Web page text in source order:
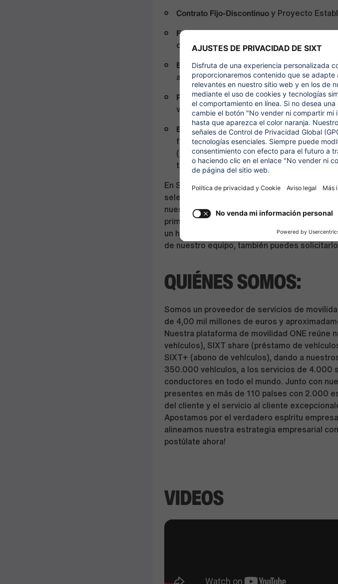
Contrato Fijo-Discontinuo y Proyecto
Formación a medida
oportunidades de desarrollo profesional
Equilibrio entre vida laboral y personal
adicionales de vacaciones por tus
Política de remuneración flexible
vinculado al seguro médico privado,
Excelentes beneficios para empleados
familia y amigos en alquileres de SIXT,
(Gympass), escuelas de negocios y
team building y eventos corporativos
En SIXT utilizamos herramientas de
selección. La primera fase del proceso es
nuestra asistente de IA, diseñada para
primer contacto. Si en el momento de la
un horario alternativo a Clara. Si prefieres
de nuestro equipo, también puedes
QUIÉNES SOMOS:
Somos un proveedor de servicios de
de 4,00 mil millones de euros y
Nuestra plataforma de movilidad ONE reúne
vehículos), SIXT share (préstamo de
SIXT+ (abono de vehículos), dando a
350.000 vehículos, a los servicios de 4.000
conductores en todo el mundo. Junto con
presentes en más de 110 países con 2.000
del cliente y el servicio al cliente
Apostamos por el verdadero espíritu
alineamos nuestra estrategia empresarial
postúlate ahora!
VIDEOS